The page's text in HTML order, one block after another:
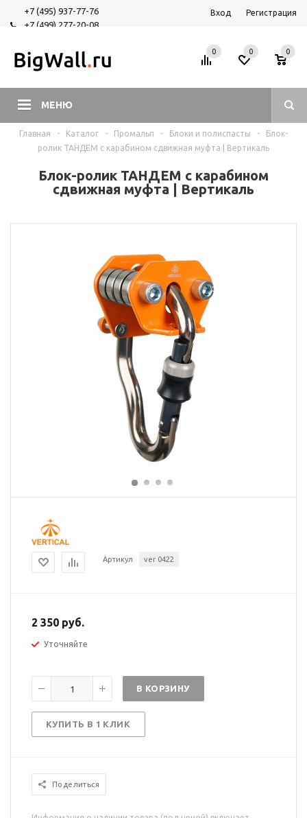
+7 (495) 937-77-76
+7 (499) 277-20-08
Вход Регистрация
МЕНЮ
0 0
0
Главная - Каталог - Промальп - Блоки и полиспасты -
Блок-
ролик ТАНДЕМ с карабином сдвижная муфта | Вертикаль
Блок-ролик ТАНДЕМ с карабином
сдвижная муфта | Вертикаль
Артикул ver 0422
2 350 руб.
Уточняйте
В КОРЗИНУ
КУПИТЬ В 1 КЛИК
Поделиться